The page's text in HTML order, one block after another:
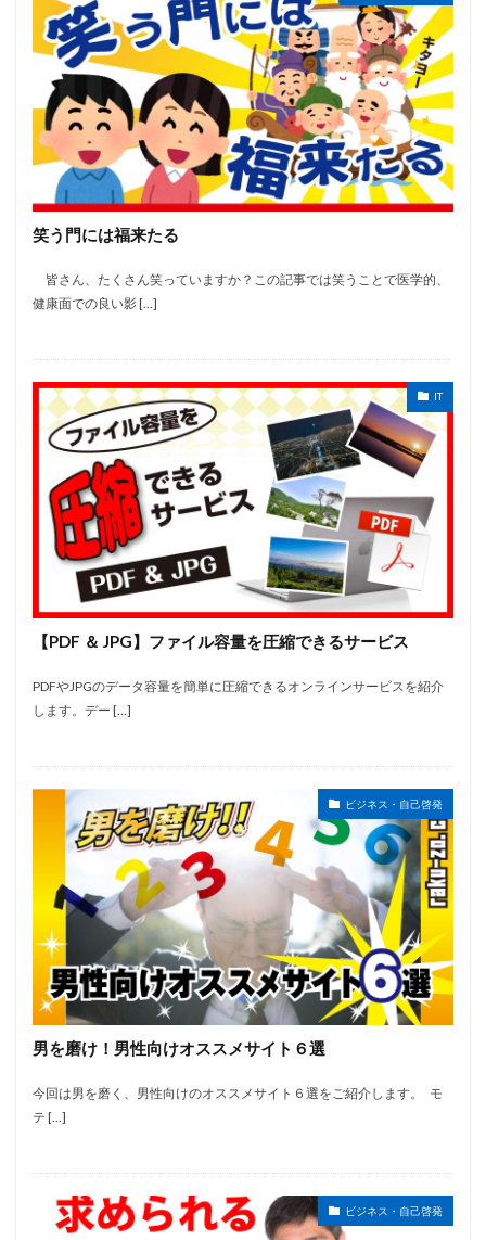
笑う門には福来たる
皆さん、たくさん笑っていますか？この記事では笑うことで医学的、
健康面での良い影 […]
IT
【PDF ＆ JPG】ファイル容量を圧縮できるサービス
PDFやJPGのデータ容量を簡単に圧縮できるオンラインサービスを紹介
します。デー […]
ビジネス・自己啓発
男を磨け！男性向けオススメサイト６選
今回は男を磨く、男性向けのオススメサイト６選をご紹介します。 モ
テ […]
ビジネス・自己啓発